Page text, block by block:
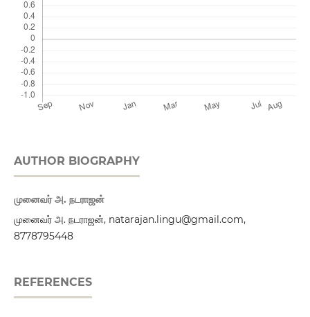
AUTHOR BIOGRAPHY
முனைவர் அ. நடராஜன்
முனைவர் அ. நடராஜன், natarajan.lingu@gmail.com,
8778795448
REFERENCES